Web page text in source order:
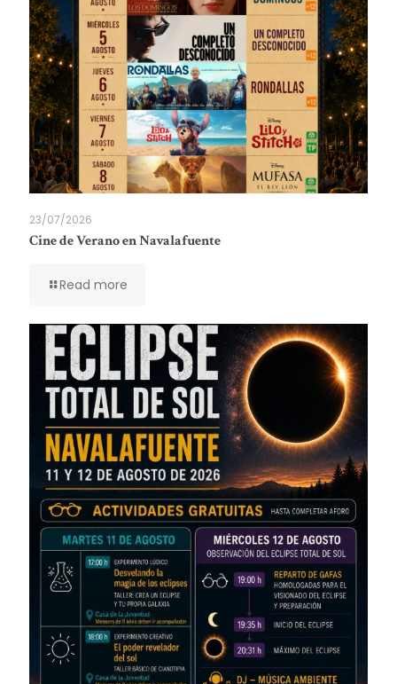
23/07/2026
Cine de Verano en Navalafuente
Read more